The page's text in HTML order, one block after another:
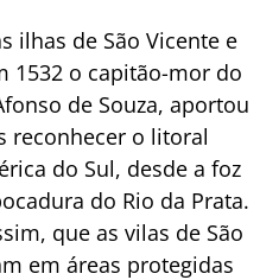
ilhas de São Vicente e
1532 o capitão-mor do
de Souza, aportou
reconhecer o litoral
do Sul, desde a foz
do Rio da Prata.
que as vilas de São
em áreas protegidas